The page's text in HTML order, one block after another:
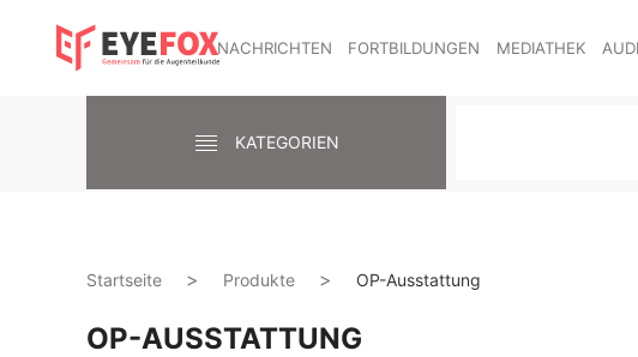
NACHRICHTEN FORTBILDUNGEN MEDIATHEK
KATEGORIEN
Startseite Produkte OP-Ausstattung
OP-AUSSTATTUNG